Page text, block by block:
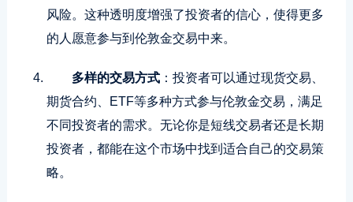
风险。这种透明度增强了投资者的信心，使得更多
的人愿意参与到伦敦金交易中来。
多样的交易方式：投资者可以通过现货交易、
期货合约、ETF等多种方式参与伦敦金交易，满足
不同投资者的需求。无论你是短线交易者还是长期
投资者，都能在这个市场中找到适合自己的交易策
略。